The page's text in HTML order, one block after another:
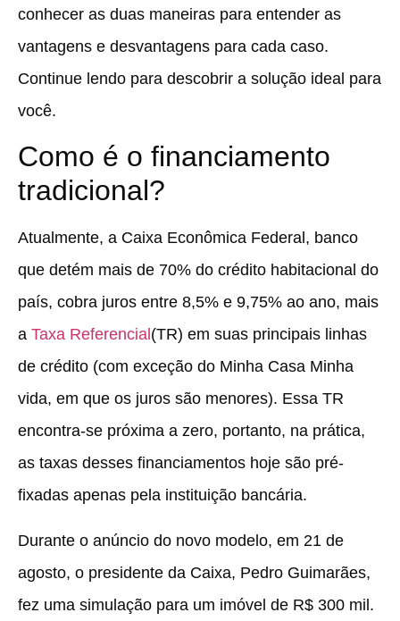
conhecer as duas maneiras para entender as
vantagens e desvantagens para cada caso.
Continue lendo para descobrir a solução ideal para
você.
Como é o financiamento
tradicional?
Atualmente, a Caixa Econômica Federal, banco
que detém mais de 70% do crédito habitacional do
país, cobra juros entre 8,5% e 9,75% ao ano, mais
a Taxa Referencial (TR) em suas principais linhas
de crédito (com exceção do Minha Casa Minha
vida, em que os juros são menores). Essa TR
encontra-se próxima a zero, portanto, na prática,
as taxas desses financiamentos hoje são pré-
fixadas apenas pela instituição bancária.
Durante o anúncio do novo modelo, em 21 de
agosto, o presidente da Caixa, Pedro Guimarães,
fez uma simulação para um imóvel de R$ 300 mil.